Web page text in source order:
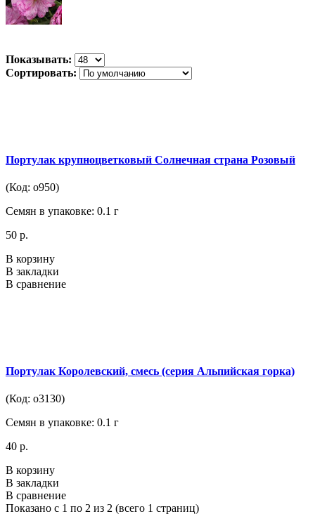
Показывать:
Сортировать:
Портулак крупноцветковый Солнечная страна Розовый
(Код: о950)
Семян в упаковке: 0.1 г
50 р.
В корзину
В закладки
В сравнение
Портулак Королевский, смесь (серия Альпийская горка)
(Код: о3130)
Семян в упаковке: 0.1 г
40 р.
В корзину
В закладки
В сравнение
Показано с 1 по 2 из 2 (всего 1 страниц)